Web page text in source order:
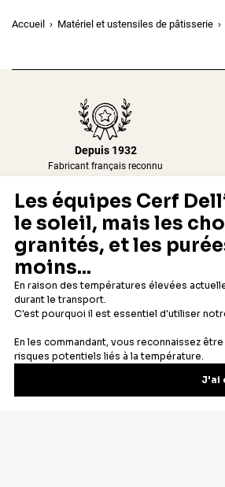
Accueil Matériel et ustensiles de pâtisserie
Depuis 1932
Fabricant français reconnu
Newsletter
Recevez les recettes, astuces et offres
Vous pourrez vous désinscrire depuis votre